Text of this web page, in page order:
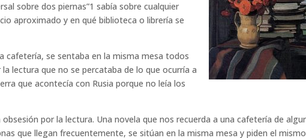
sobre dos piernas”1 sabía sobre cualquier
aproximado y en qué biblioteca o librería se
cafetería, se sentaba en la misma mesa todos
lectura que no se percataba de lo que ocurría a
que acontecía con Rusia porque no leía los
por la lectura. Una novela que nos recuerda a una cafetería de
que llegan frecuentemente, se sitúan en la misma mesa y piden el mismo